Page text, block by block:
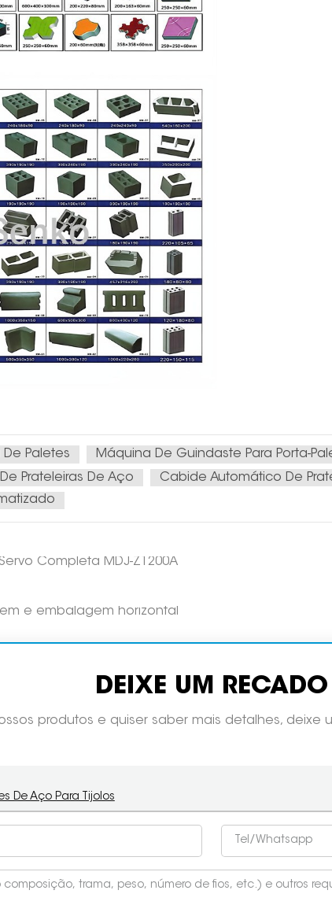
Paletes Máquina De Guindaste Para Porta-
Prateleiras De Aço
Cabide Automático De
Completa MDJ-Z1200A
e embalagem horizontal
DEIXE UM RECADO
produtos e quiser saber mais detalhes,
De Aço Para Tijolos